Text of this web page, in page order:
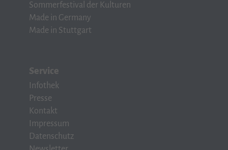
Sommerfestival der Kulturen
Made in Germany
Made in Stuttgart
Service
Infothek
Presse
Kontakt
Impressum
Datenschutz
Wir verwenden Cookies und andere Technologien auf unserer Website. Einige
von ihnen sind essenziell, während andere uns helfen, diese Website und Ihre
Erfahrung zu verbessern. Personenbezogene Daten können verarbeitet werden
Hier finden Sie eine Übersicht über alle verwendeten Cookies. Sie können Ihre
anzeigen lassen und so nur bestimmte Cookies auswählen.